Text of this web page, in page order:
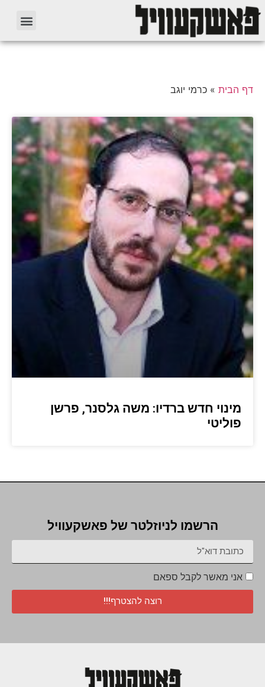
דף הבית » כרמי יוגב
מינוי חדש ברדיו: משה גלסנר, פרשן
פוליטי
הרשמו לניוזלטר של פאשקעוויל
אני מאשר לקבל ספאם
רוצה להצטרף!!!